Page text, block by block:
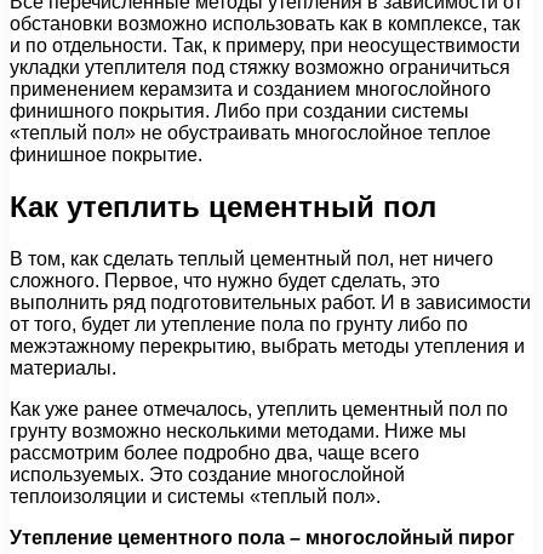
обстановки возможно использовать как в комплексе, так
и по отдельности. Так, к примеру, при неосуществимости
укладки утеплителя под стяжку возможно ограничиться
применением керамзита и созданием многослойного
финишного покрытия. Либо при создании системы
«теплый пол» не обустраивать многослойное теплое
финишное покрытие.
Как утеплить цементный пол
В том, как сделать теплый цементный пол, нет ничего
сложного. Первое, что нужно будет сделать, это
выполнить ряд подготовительных работ. И в зависимости
от того, будет ли утепление пола по грунту либо по
межэтажному перекрытию, выбрать методы утепления и
материалы.
Как уже ранее отмечалось, утеплить цементный пол по
грунту возможно несколькими методами. Ниже мы
рассмотрим более подробно два, чаще всего
используемых. Это создание многослойной
теплоизоляции и системы «теплый пол».
Утепление цементного пола – многослойный пирог